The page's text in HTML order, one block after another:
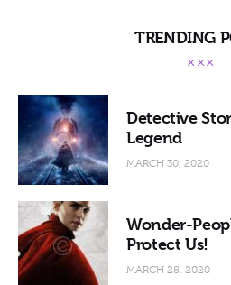
TRENDING
Detective
Legend
MARCH 30, 2020
Wonder-
Protect Us!
MARCH 28, 2020